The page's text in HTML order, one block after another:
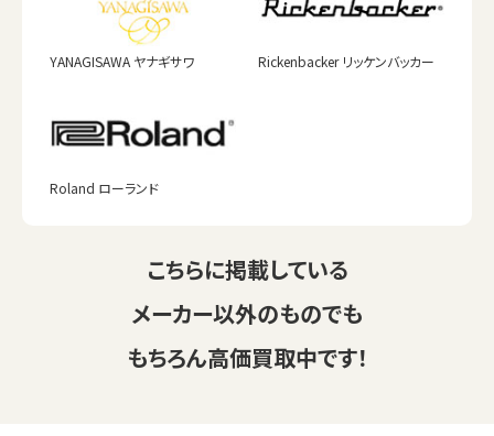
YANAGISAWA ヤナギサワ Rickenbacker リッケンバッカー
Roland ローランド
こちらに掲載している
メーカー以外のものでも
もちろん高価買取中です！